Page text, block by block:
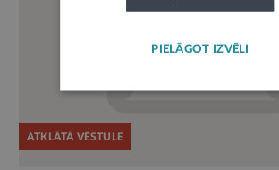
ATKLĀTĀ VĒSTULE
PIELĀGOT IZVĒLI